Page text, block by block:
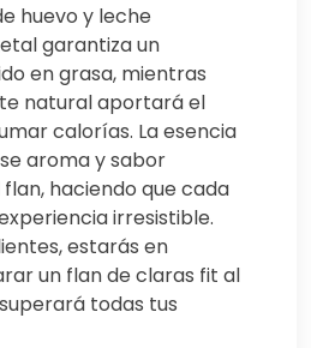
huevo y leche
garantiza un
en grasa, mientras
natural aportará el
calorías. La esencia
aroma y sabor
haciendo que cada
irresistible.
estarás en
un flan de claras fit al
todas tus